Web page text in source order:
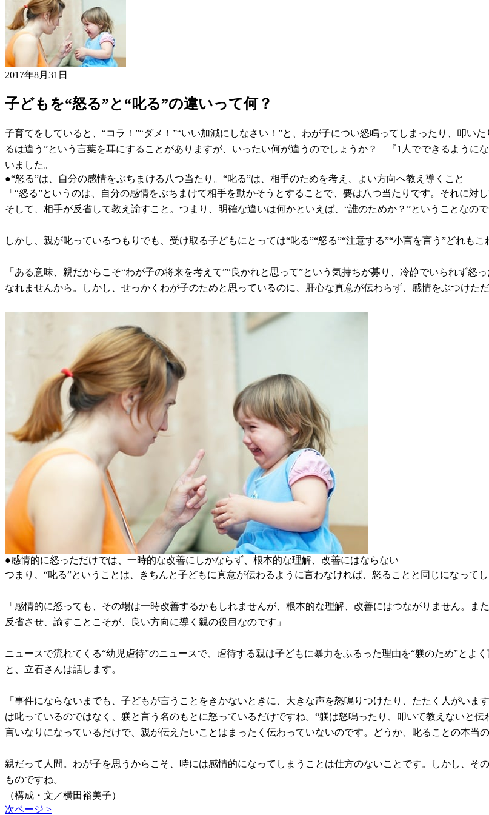
2017年8月31日
子どもを“怒る”と“叱る”の違いって何？
子育てをしていると、“コラ！”“ダメ！”“いい加減にしなさい！”と、わが子につい怒鳴ってしまったり、叩
るは違う”という言葉を耳にすることがありますが、いったい何が違うのでしょうか？ 『1人でできるよう
いました。
●“怒る”は、自分の感情をぶちまける八つ当たり。“叱る”は、相手のためを考え、よい方向へ教え導くこと
「“怒る”というのは、自分の感情をぶちまけて相手を動かそうとすることで、要は八つ当たりです。それに対
そして、相手が反省して教え諭すこと。つまり、明確な違いは何かといえば、“誰のためか？”ということなので
しかし、親が叱っているつもりでも、受け取る子どもにとっては“叱る”“怒る”“注意する”“小言を言う”どれも
「ある意味、親だからこそ“わが子の将来を考えて”“良かれと思って”という気持ちが募り、冷静でいられず
なれませんから。しかし、せっかくわが子のためと思っているのに、肝心な真意が伝わらず、感情をぶつけた
●感情的に怒っただけでは、一時的な改善にしかならず、根本的な理解、改善にはならない
つまり、“叱る”ということは、きちんと子どもに真意が伝わるように言わなければ、怒ることと同じになってし
「感情的に怒っても、その場は一時改善するかもしれませんが、根本的な理解、改善にはつながりません。ま
反省させ、諭すことこそが、良い方向に導く親の役目なのです」
ニュースで流れてくる“幼児虐待”のニュースで、虐待する親は子どもに暴力をふるった理由を“躾のため”とよ
と、立石さんは話します。
「事件にならないまでも、子どもが言うことをきかないときに、大きな声を怒鳴りつけたり、たたく人がい
は叱っているのではなく、躾と言う名のもとに怒っているだけですね。“躾は怒鳴ったり、叩いて教えないと
言いなりになっているだけで、親が伝えたいことはまったく伝わっていないのです。どうか、叱ることの本当
親だって人間。わが子を思うからこそ、時には感情的になってしまうことは仕方のないことです。しかし、
ものですね。
（構成・文／横田裕美子）
次ページ >